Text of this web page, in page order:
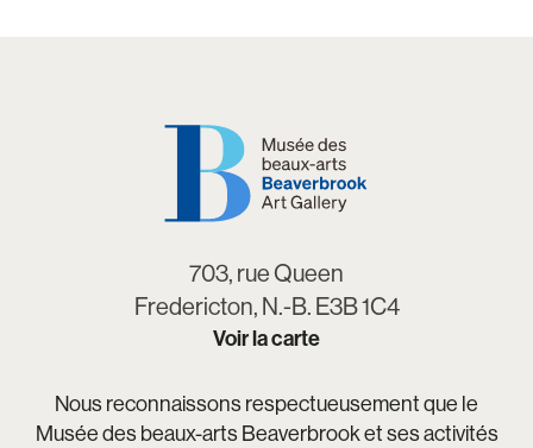
703, rue Queen
Fredericton, N.-B. E3B 1C4
Voir la carte
Nous reconnaissons respectueusement que le
Musée des beaux-arts Beaverbrook et ses activités